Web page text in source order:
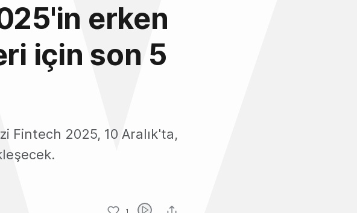
erken
için son 5
Fintech 2025, 10 Aralık'ta,